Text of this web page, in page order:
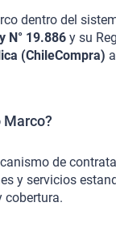
dentro del
N° 19.886 y su
(ChileCompra)
Marco?
de
y servicios
cobertura.